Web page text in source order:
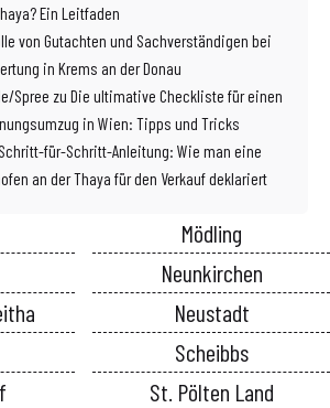
Ein Leitfaden
von Gutachten und Sachverständigen bei
in Krems an der Donau
Spree zu Die ultimative Checkliste für einen
in Wien: Tipps und Tricks
für-Schritt-Anleitung: Wie man eine
an der Thaya für den Verkauf deklariert
Mödling
Neunkirchen
Neustadt
Scheibbs
St. Pölten Land